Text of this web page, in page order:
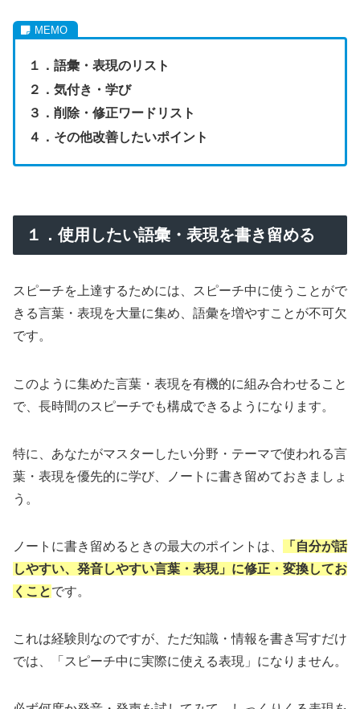
１．語彙・表現のリスト
２． 気付き・学び
３． 削除・修正ワードリスト
４．その他改善したいポイント
１．使用したい語彙・表現を書き留める
スピーチを上達するためには、スピーチ中に使うことがで
きる言葉・表現を大量に集め、語彙を増やすことが不可欠
です。
このように集めた言葉・表現を有機的に組み合わせること
で、長時間のスピーチでも構成できるようになります。
特に、あなたがマスターしたい分野・テーマで使われる言
葉・表現を優先的に学び、ノートに書き留めておきましょ
う。
ノートに書き留めるときの最大のポイントは、
「自分が話
しやすい、発音しやすい言葉・表現」に修正・変換してお
くことです。
これは経験則なのですが、ただ知識・情報を書き写すだけ
では、「スピーチ中に実際に使える表現」になりません。